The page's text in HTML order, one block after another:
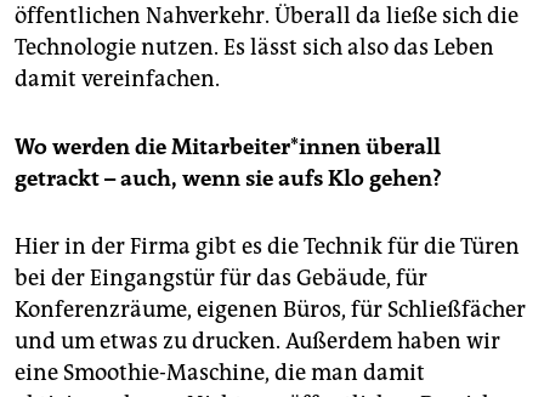
öffentlichen Nahverkehr. Überall da ließe sich die
Technologie nutzen. Es lässt sich also das Leben
damit vereinfachen.
Wo werden die Mitarbeiter*innen überall
getrackt – auch, wenn sie aufs Klo gehen?
Hier in der Firma gibt es die Technik für die Türen
bei der Eingangstür für das Gebäude, für
Konferenzräume, eigenen Büros, für Schließfächer
und um etwas zu drucken. Außerdem haben wir
eine Smoothie-Maschine, die man damit